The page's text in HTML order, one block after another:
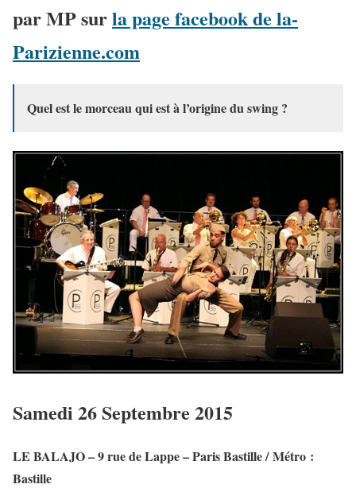
par MP surla page facebook de la-
Parizienne.com
Quel est le morceau qui est à l’origine du swing ?
Samedi 26 Septembre 2015
LE BALAJO – 9 rue de Lappe – Paris Bastille / Métro :
Bastille